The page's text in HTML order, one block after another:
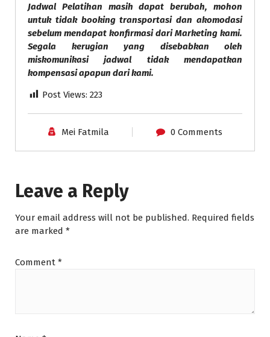
Jadwal Pelatihan masih dapat berubah, mohon
untuk tidak booking transportasi dan akomodasi
sebelum mendapat konfirmasi dari Marketing kami.
Segala kerugian yang disebabkan oleh
miskomunikasi jadwal tidak mendapatkan
kompensasi apapun dari kami.
Post Views: 223
Mei Fatmila 0 Comments
Leave a Reply
Your email address will not be published. Required fields
are marked *
Comment *